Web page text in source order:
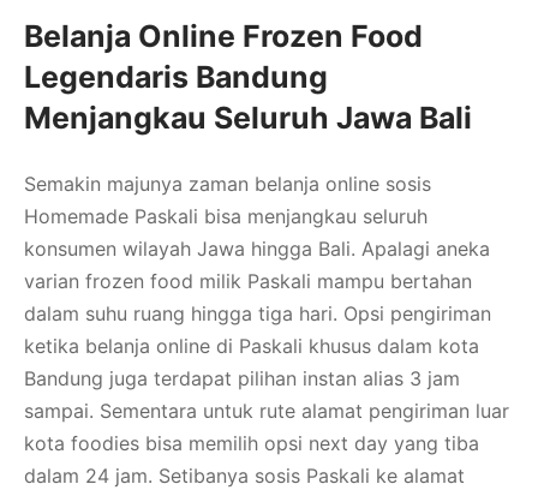
Belanja Online Frozen Food
Legendaris Bandung
Menjangkau Seluruh Jawa Bali
Semakin majunya zaman belanja online sosis
Homemade Paskali bisa menjangkau seluruh
konsumen wilayah Jawa hingga Bali. Apalagi aneka
varian frozen food milik Paskali mampu bertahan
dalam suhu ruang hingga tiga hari. Opsi pengiriman
ketika belanja online di Paskali khusus dalam kota
Bandung juga terdapat pilihan instan alias 3 jam
sampai. Sementara untuk rute alamat pengiriman luar
kota foodies bisa memilih opsi next day yang tiba
dalam 24 jam. Setibanya sosis Paskali ke alamat